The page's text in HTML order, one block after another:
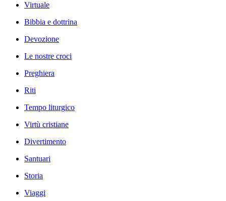
Virtuale
Bibbia e dottrina
Devozione
Le nostre croci
Preghiera
Riti
Tempo liturgico
Virtù cristiane
Divertimento
Santuari
Storia
Viaggi